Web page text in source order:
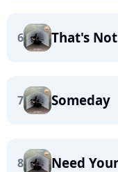
6 That's
7 Someday
8 Need